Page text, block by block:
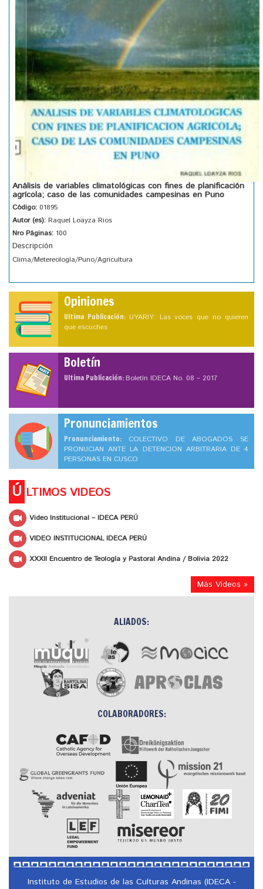
Análisis de variables climatológicas con fines de planificación
agrícola; caso de las comunidades campesinas en Puno
Código: 01895
Autor (es): Raquel Loayza Rios
Nro Páginas: 100
Descripción
Clima/Metereología/Puno/Agricultura
Opiniones
Ultima Publicación: UYARIY: Las voces que no quieren
que escuches
Boletín
Ultima Publicación:Boletín IDECA No. 08 – 2017
Pronunciamientos
Pronunciamiento: COLECTIVO DE ABOGADOS SE
PRONUCIAN ANTE LA DETENCION ARBITRARIA DE 4
PERSONAS EN CUSCO
Ú LTIMOS VIDEOS
Video Institucional – IDECA PERÚ
VIDEO INSTITUCIONAL IDECA PERÚ
XXXII Encuentro de Teología y Pastoral Andina / Bolivia 2022
Más Videos »
ALIADOS:
COLABORADORES:
Instituto de Estudios de las Culturas Andinas (IDECA -